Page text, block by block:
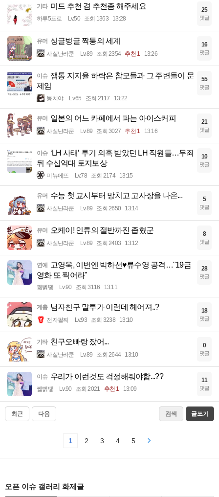
기타 미드 추천 겸 추천좀 해주세요
하루5프로 Lv.50 조회 1363 13:28
25
댓글
유머 싱글벙글 짝퉁의 세계
사실난라쿤 Lv.89 조회 2354 추천 1 13:26
16
댓글
이슈 잼통 지지율 하락은 참모들과 그 주변들이 문
제임
뭉치야 Lv.65 조회 2117 13:22
55
댓글
유머 일본의 어느 카페에서 파는 아이스커피
사실난라쿤 Lv.89 조회 3027 추천 1 13:16
21
댓글
이슈 ‘LH 사태’ 투기 의혹 받았던 LH 직원들…무죄
뒤 수십억대 토지보상
미뉴에뜨 Lv.78 조회 2174 13:15
10
댓글
유머 수능 첫 교시부터 망치고 고사장을 나온...
사실난라쿤 Lv.89 조회 2650 13:14
5
댓글
유머 오케이! 인류의 절반까진 좁혔군
사실난라쿤 Lv.89 조회 2403 13:12
8
댓글
연예
고영욱, 이번엔 박하선♥류수영 공격…"19금
영화 또 찍어라"
꿻뻵뗗 Lv.90 조회 3116 13:11
28
댓글
계층 남자친구 말투가 이런데 헤어져..?
전자팔찌 Lv.93 조회 3238 13:10
18
댓글
기타 친구오빠랑 잤어...
사실난라쿤 Lv.89 조회 2644 13:10
0
댓글
이슈 우리가 이런것도 걱정해줘야함...??
꿻뻵뗗 Lv.90 조회 2021 추천 1 13:09
11
댓글
최근 다음 검색 글쓰기
1 2 3 4 5
오픈 이슈 갤러리 화제글